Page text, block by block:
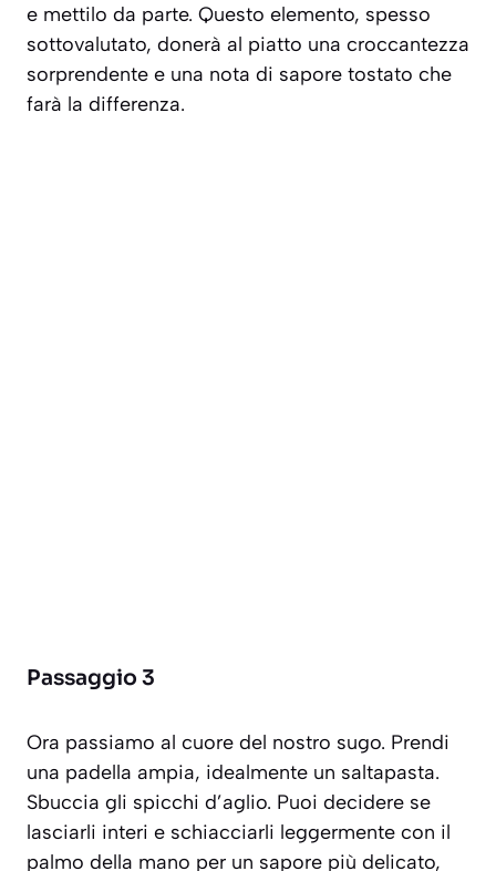
e mettilo da parte. Questo elemento, spesso
sottovalutato, donerà al piatto una croccantezza
sorprendente e una nota di sapore tostato che
farà la differenza.
Passaggio 3
Ora passiamo al cuore del nostro sugo. Prendi
una padella ampia, idealmente un saltapasta.
Sbuccia gli spicchi d’aglio. Puoi decidere se
lasciarli interi e schiacciarli leggermente con il
palmo della mano per un sapore più delicato,